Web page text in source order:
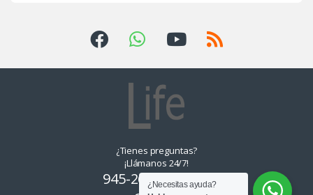
¿Tienes preguntas?
¡Llámanos 24/7!
945-265550, 955-
¿Necesitas ayuda?